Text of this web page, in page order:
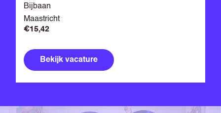
Bijbaan
Maastricht
€15,42
Bekijk vacature